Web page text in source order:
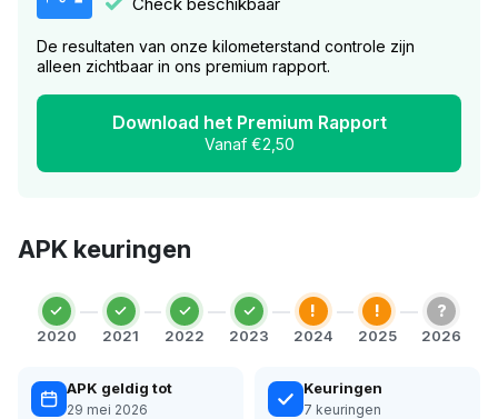
De resultaten van onze kilometerstand controle zijn
alleen zichtbaar in ons premium rapport.
Download het Premium Rapport
Vanaf €2,50
APK keuringen
2020 2021 2022 2023
!
2024
!
2025
?
2026
APK geldig tot
29 mei 2026
Keuringen
7 keuringen